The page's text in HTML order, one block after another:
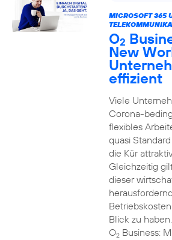
MICROSOFT 365
O2
New
effizient
Viele
Corona-
flexibles
quasi
die Kür
Gleichzeitig
dieser
Blick zu
O2Business: